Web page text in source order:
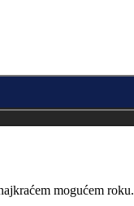
mogućem roku.